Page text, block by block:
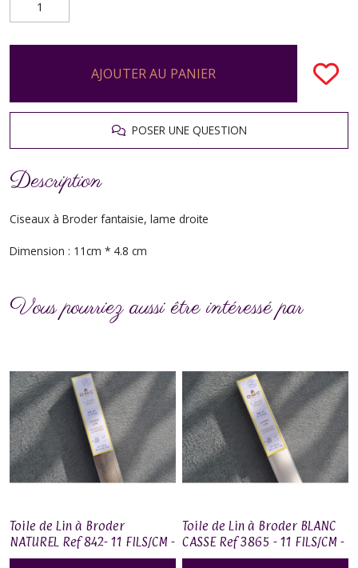
AJOUTER AU PANIER
POSER UNE QUESTION
Description
Ciseaux à Broder fantaisie, lame droite
Dimension : 11cm * 4.8 cm
Vous pourriez aussi être intéressé par
Toile de Lin à Broder
NATUREL Ref 842- 11 FILS/CM -
28 CT -38.1X45.7CM
Toile de Lin à Broder BLANC
CASSE Ref 3865 - 11 FILS/CM -
28 CT -38.1X45.7CM